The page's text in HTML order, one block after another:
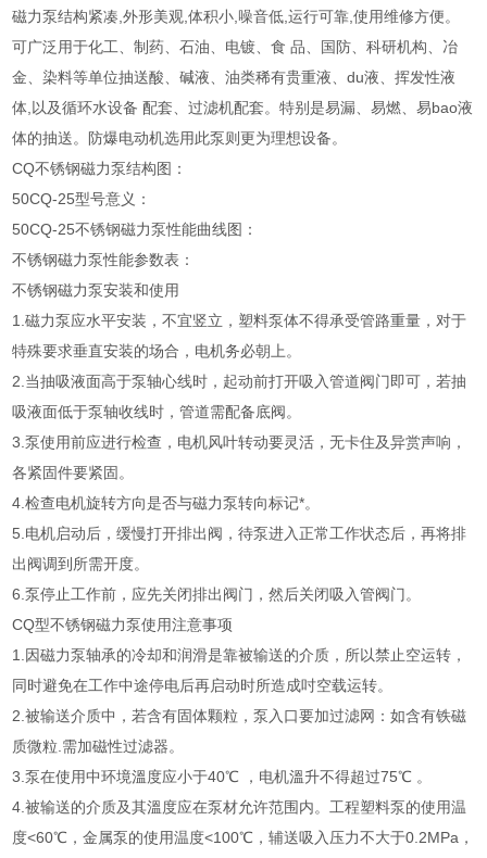
磁力泵结构紧凑,外形美观,体积小,噪音低,运行可靠,使用维修方便。
可广泛用于化工、制药、石油、电镀、食 品、国防、科研机构、冶
金、染料等单位抽送酸、碱液、油类稀有贵重液、du液、挥发性液
体,以及循环水设备 配套、过滤机配套。特别是易漏、易燃、易bao液
体的抽送。防爆电动机选用此泵则更为理想设备。
CQ不锈钢磁力泵结构图：
50CQ-25型号意义：
50CQ-25不锈钢磁力泵性能曲线图：
不锈钢磁力泵性能参数表：
不锈钢磁力泵安装和使用
1.磁力泵应水平安装，不宜竖立，塑料泵体不得承受管路重量，对于
特殊要求垂直安装的场合，电机务必朝上。
2.当抽吸液面高于泵轴心线时，起动前打开吸入管道阀门即可，若抽
吸液面低于泵轴收线时，管道需配备底阀。
3.泵使用前应进行检查，电机风叶转动要灵活，无卡住及异赏声响，
各紧固件要紧固。
4.检查电机旋转方向是否与磁力泵转向标记*。
5.电机启动后，缓慢打开排出阀，待泵进入正常工作状态后，再将排
出阀调到所需开度。
6.泵停止工作前，应先关闭排出阀门，然后关闭吸入管阀门。
CQ型不锈钢磁力泵使用注意事项
1.因磁力泵轴承的冷却和润滑是靠被输送的介质，所以禁止空运转，
同时避免在工作中途停电后再启动时所造成吋空载运转。
2.被输送介质中，若含有固体颗粒，泵入口要加过滤网：如含有铁磁
质微粒.需加磁性过滤器。
3.泵在使用中环境溫度应小于40℃ ，电机溫升不得超过75℃ 。
4.被输送的介质及其溫度应在泵材允许范围内。工程塑料泵的使用温
度<60℃，金属泵的使用温度<100℃，辅送吸入压力不大于0.2MPa，